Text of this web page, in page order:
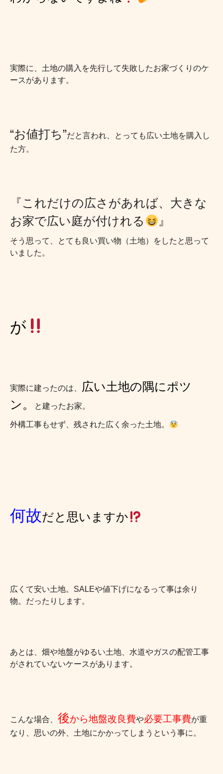
実際に、土地の購入を先行して失敗したお家づくりのケ
ースがあります。
“お値打ち”だと言われ、とっても広い土地を購入し
た方。
『これだけの広さがあれば、大きな
お家で広い庭が付けれる
』
そう思って、とても良い買い物（土地）をしたと思って
いました。
が
実際に建ったのは、
広い土地の隅にポツ
ン。
と建ったお家。
外構工事もせず、残された広く余った土地。
何故だと思いますか
広くて安い土地。 SALEや値下げになるって事は余り
物。だったりします。
あとは、畑や地盤がゆるい土地、水道やガスの配管工事
がされていないケースがあります。
こんな場合、 後から地盤改良費や必要工事費が重
なり、思いの外、土地にかかってしまうという事に。